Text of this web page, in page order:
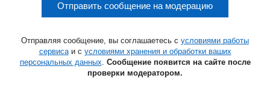
Отправить сообщение на модерацию
Отправляя сообщение, вы соглашаетесь с условиями работы
сервисаи с условиями хранения и обработки ваших
персональных данных. Сообщение появится на сайте после
проверки модератором.